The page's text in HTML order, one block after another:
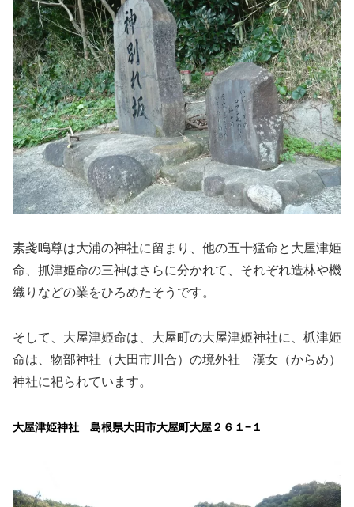
素戔嗚尊は大浦の神社に留まり、他の五十猛命と大屋津姫
命、抓津姫命の三神はさらに分かれて、それぞれ造林や機
織りなどの業をひろめたそうです。
そして、大屋津姫命は、大屋町の大屋津姫神社に、枛津姫
命は、物部神社（大田市川合）の境外社 漢女（からめ）
神社に祀られています。
大屋津姫神社 島根県大田市大屋町大屋２６１−１